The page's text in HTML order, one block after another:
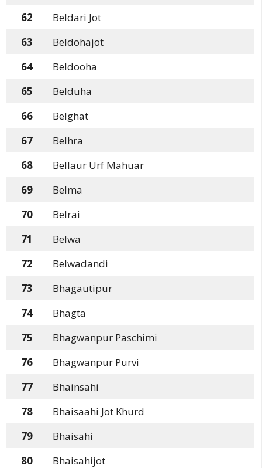
62
Beldari Jot
63
Beldohajot
64
Beldooha
65
Belduha
66
Belghat
67
Belhra
68
Bellaur Urf Mahuar
69
Belma
70
Belrai
71
Belwa
72
Belwadandi
73
Bhagautipur
74
Bhagta
75
Bhagwanpur Paschimi
76
Bhagwanpur Purvi
77
Bhainsahi
78
Bhaisaahi Jot Khurd
79
Bhaisahi
80
Bhaisahijot